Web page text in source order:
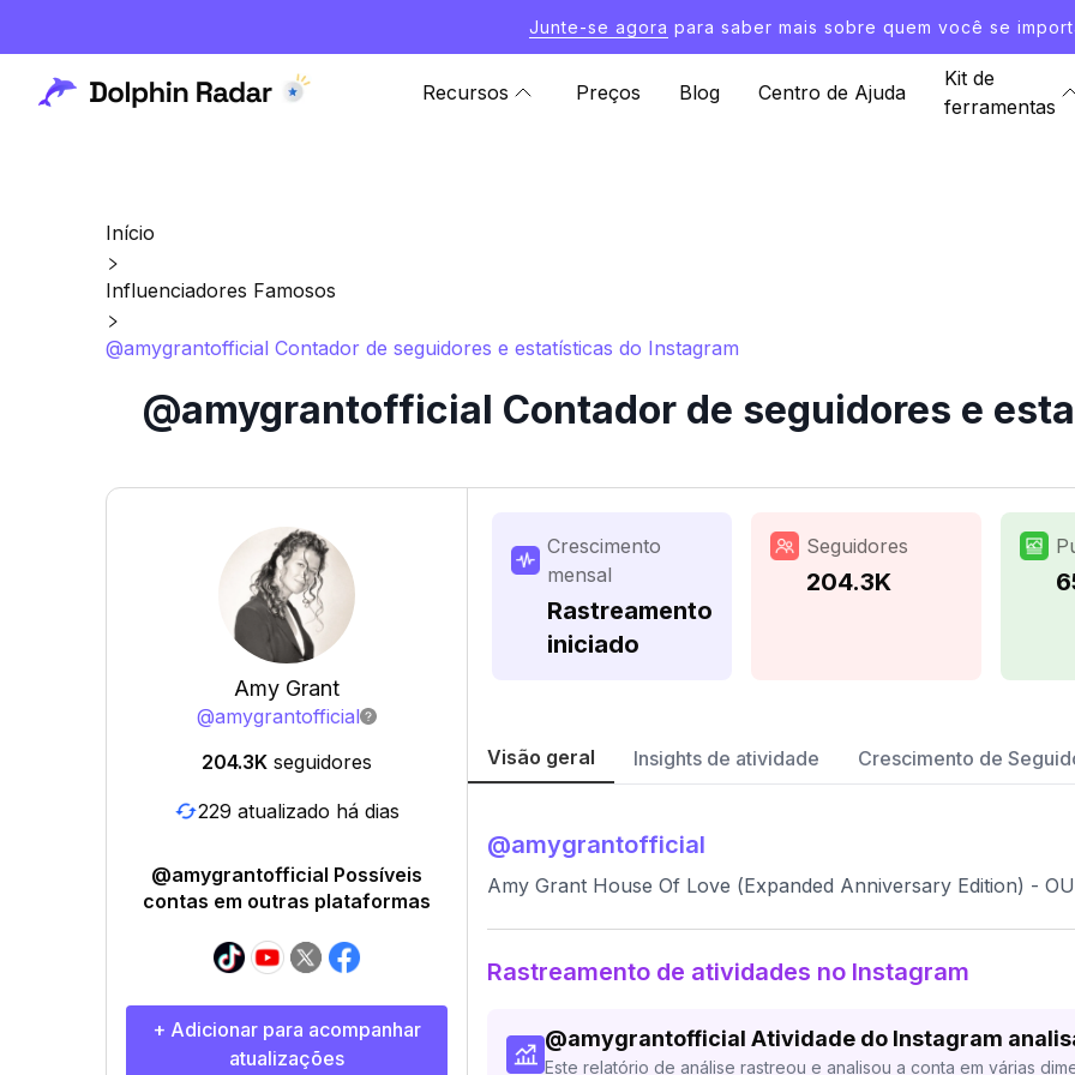
Junte-se agora para saber mais sobre quem você se
Recursos Preços Blog Centro de Ajuda
Kit de
ferramentas
Início
Influenciadores Famosos
@amygrantofficial Contador de seguidores e estatísticas do Instagram
@amygrantofficial Contador de seguidores e
Amy Grant
@amygrantofficial
204.3K seguidores
229 atualizado há dias
@amygrantofficial Possíveis
contas em outras plataformas
+ Adicionar para acompanhar
atualizações
Crescimento
mensal
Rastreamento
iniciado
Seguidores
204.3K
Visão geral Insights de atividade Crescimento de
@amygrantofficial
Amy Grant House Of Love (Expanded Anniversary Edition) -
Rastreamento de atividades no Instagram
@amygrantofficial Atividade do Instagram
Este relatório de análise rastreou e analisou a conta em várias